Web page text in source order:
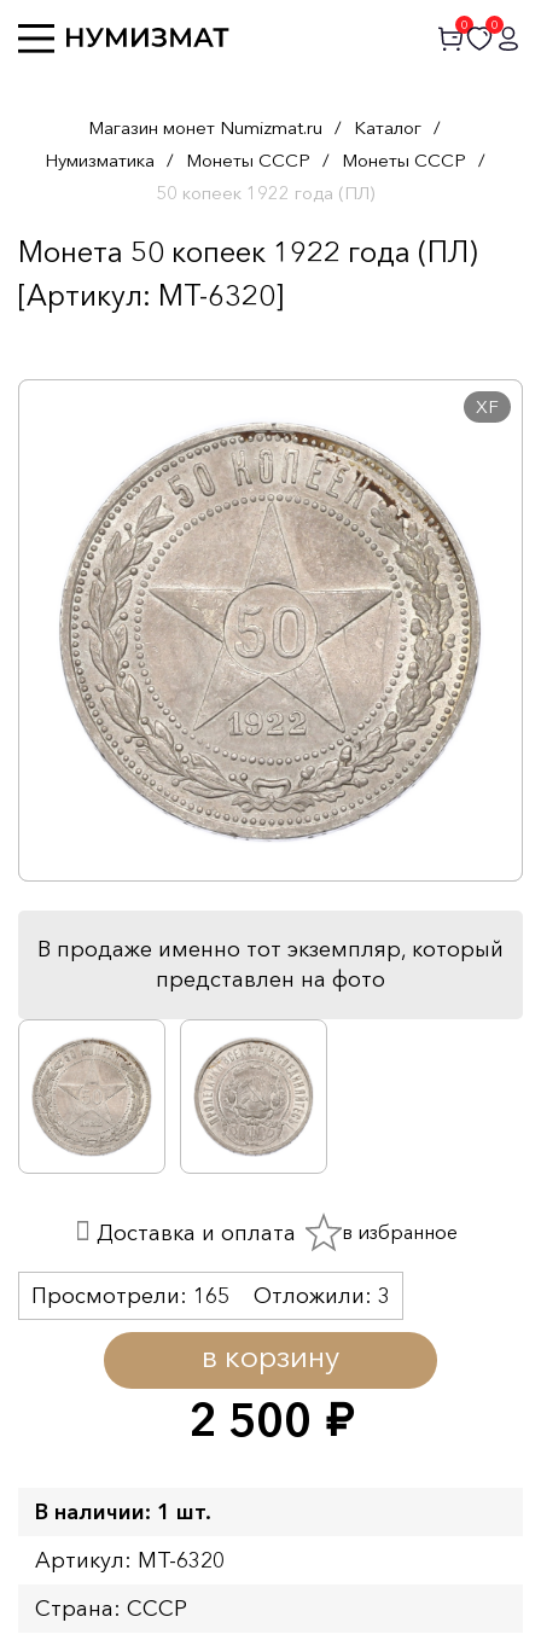
0 0
Магазин монет Numizmat.ru / Каталог /
Нумизматика / Монеты СССР / Монеты СССР /
50 копеек 1922 года (ПЛ)
Монета 50 копеек 1922 года (ПЛ)
[Артикул: MT-6320]
XF
В продаже именно тот экземпляр, который
представлен на фото
2 500 руб.
в корзину
Просмотрели: 165 Отложили: 3
Доставка и оплата в избранное
В наличии: 1 шт.
Артикул: MT-6320
Страна: СССР